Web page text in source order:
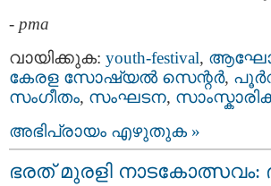
- pma
വായിക്കുക: youth-festival,
കേരള സോഷ്യല്‍ സെന്റര്‍,
സംഗീതം, സംഘടന,
അഭിപ്രായം എഴുതുക »
ഭരത് മുരളി നാടകോത്സവം: